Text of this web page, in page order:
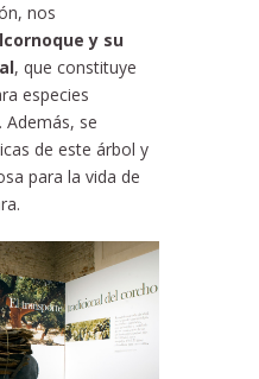
nos
y su
, que constituye
especies
Además, se
de este árbol y
para la vida de